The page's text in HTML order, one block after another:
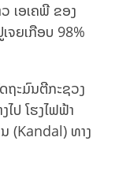
ເອເຄພີ ຂອງ
ຈຍເກືອບ 98%
ຖະມົນຕີກະຊວງ
ໄປ ໂຮງໄຟຟ້າ
(Kandal) ທາງ